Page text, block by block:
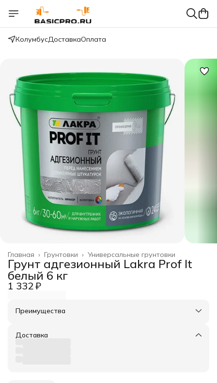
КолумбусДоставкаОплата
Универсальные грунтовки
Грунтовки ›
Главная ›
Грунт адгезионный Lakra Prof It
белый 6 кг
1 332 ₽
Преимущества
Оплата частями в Сплит
Удобный возврат
Доставка